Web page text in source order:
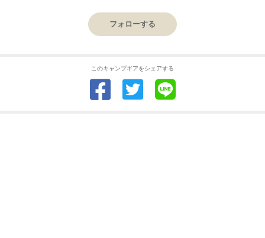
フォローする
このキャンプギアをシェアする